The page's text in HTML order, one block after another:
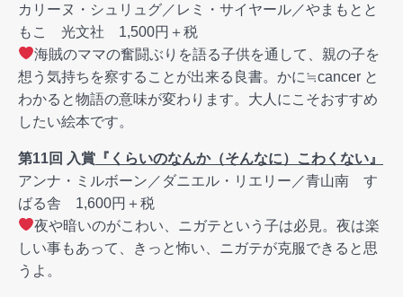
カリーヌ・シュリュグ／レミ・サイヤール／やまもとと
もこ 光文社 1,500円＋税
海賊のママの奮闘ぶりを語る子供を通して、親の子を
想う気持ちを察することが出来る良書。かに≒cancer と
わかると物語の意味が変わります。大人にこそおすすめ
したい絵本です。
第11回 入賞 『くらいのなんか（そんなに）こわくない 』
アンナ・ミルボーン／ダニエル・リエリー／青山南 す
ばる舎 1,600円＋税
夜や暗いのがこわい、ニガテという子は必見。夜は楽
しい事もあって、きっと怖い、ニガテが克服できると思
うよ。